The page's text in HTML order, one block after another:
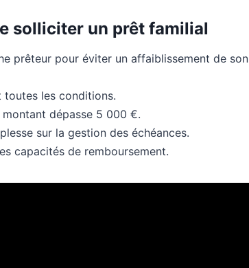
solliciter un prêt familial
prêteur pour éviter un affaiblissement de son
les conditions.
dépasse 5 000 €.
sur la gestion des échéances.
capacités de remboursement.